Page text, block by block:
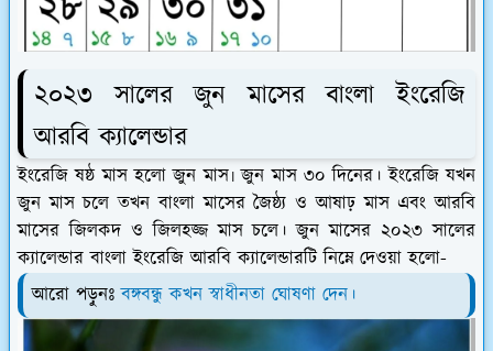
২০২৩ সালের জুন মাসের বাংলা ইংরেজি
আরবি ক্যালেন্ডার
ইংরেজি ষষ্ঠ মাস হলো জুন মাস৷ জুন মাস ৩০ দিনের। ইংরেজি যখন
জুন মাস চলে তখন বাংলা মাসের জৈষ্ঠ্য ও আষাঢ় মাস এবং আরবি
মাসের জিলকদ ও জিলহজ্জ মাস চলে। জুন মাসের ২০২৩ সালের
ক্যালেন্ডার বাংলা ইংরেজি আরবি ক্যালেন্ডারটি নিম্নে দেওয়া হলো-
আরো পড়ুনঃবঙ্গবন্ধু কখন স্বাধীনতা ঘোষণা দেন।